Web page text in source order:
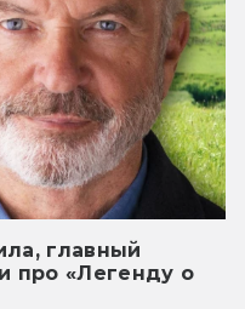
главный
про «Легенду о